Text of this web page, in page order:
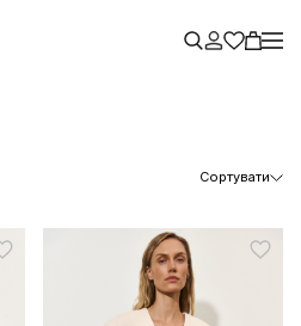
Сортувати